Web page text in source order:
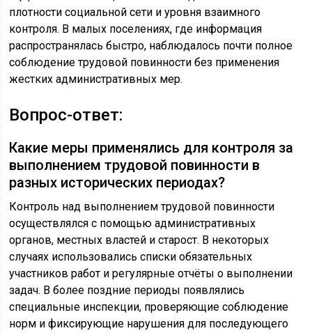
плотности социальной сети и уровня взаимного
контроля. В малых поселениях, где информация
распространялась быстро, наблюдалось почти полное
соблюдение трудовой повинности без применения
жестких административных мер.
Вопрос-ответ:
Какие меры применялись для контроля за
выполнением трудовой повинности в
разных исторических периодах?
Контроль над выполнением трудовой повинности
осуществлялся с помощью административных
органов, местных властей и старост. В некоторых
случаях использовались списки обязательных
участников работ и регулярные отчёты о выполнении
задач. В более поздние периоды появлялись
специальные инспекции, проверяющие соблюдение
норм и фиксирующие нарушения для последующего